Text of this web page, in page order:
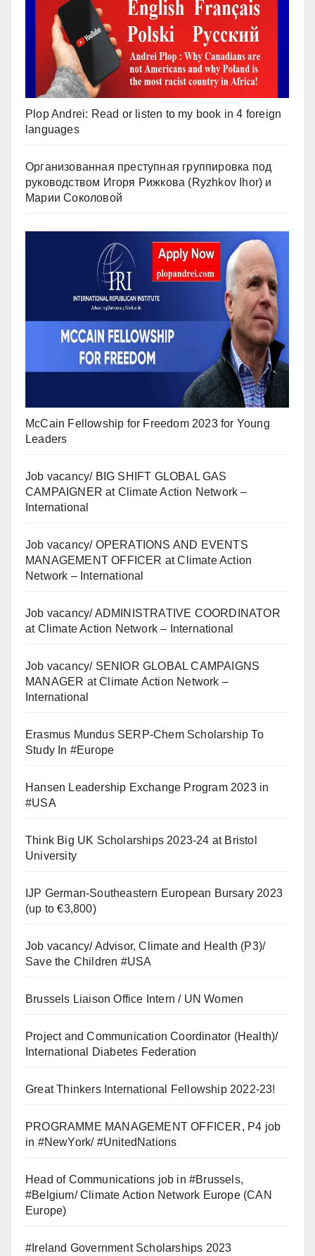
Plop Andrei: Read or listen to my book in 4 foreign
languages
Организованная преступная группировка под
руководством Игоря Рижкова (Ryzhkov Ihor) и
Марии Соколовой
McCain Fellowship for Freedom 2023 for Young
Leaders
Job vacancy/ BIG SHIFT GLOBAL GAS
CAMPAIGNER at Climate Action Network –
International
Job vacancy/ OPERATIONS AND EVENTS
MANAGEMENT OFFICER at Climate Action
Network – International
Job vacancy/ ADMINISTRATIVE COORDINATOR
at Climate Action Network – International
Job vacancy/ SENIOR GLOBAL CAMPAIGNS
MANAGER at Climate Action Network –
International
Erasmus Mundus SERP-Chem Scholarship To
Study In #Europe
Hansen Leadership Exchange Program 2023 in
#USA
Think Big UK Scholarships 2023-24 at Bristol
University
IJP German-Southeastern European Bursary 2023
(up to €3,800)
Job vacancy/ Advisor, Climate and Health (P3)/
Save the Children #USA
Brussels Liaison Office Intern / UN Women
Project and Communication Coordinator (Health)/
International Diabetes Federation
Great Thinkers International Fellowship 2022-23!
PROGRAMME MANAGEMENT OFFICER, P4 job
in #NewYork/ #UnitedNations
Head of Communications job in #Brussels,
#Belgium/ Climate Action Network Europe (CAN
Europe)
#Ireland Government Scholarships 2023